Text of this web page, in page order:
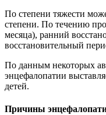
По степени тяжести
степени. По течению
месяца), ранний
восстановительный
По данным некоторых
энцефалопатии
детей.
Причины